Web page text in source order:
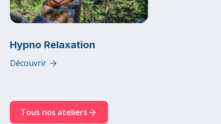
Hypno Relaxation
Découvrir 
Tous nos ateliers